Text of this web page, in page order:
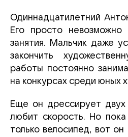
Одиннадцатилетний
Его просто невозможно
занятия. Мальчик даже
закончить
работы постоянно
на конкурсах среди юных
Еще он дрессирует двух
любит скорость. Но
только велосипед, вот